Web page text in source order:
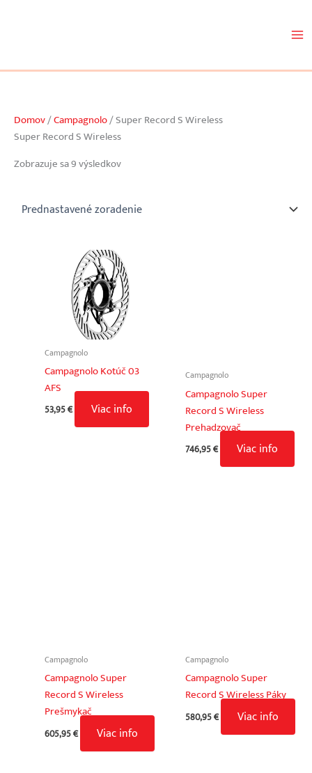
Domov/Campagnolo/ Super Record S Wireless
Super Record S Wireless
Zobrazuje sa 9 výsledkov
Campagnolo
Campagnolo Kotúč 03
AFS
53,95€ Viac info
Campagnolo
Campagnolo Super
Record S Wireless
Prehadzovač
746,95€ Viac info
Campagnolo
Campagnolo Super
Record S Wireless
Prešmykač
605,95€ Viac info
Campagnolo
Campagnolo Super
Record S Wireless Páky
580,95€ Viac info